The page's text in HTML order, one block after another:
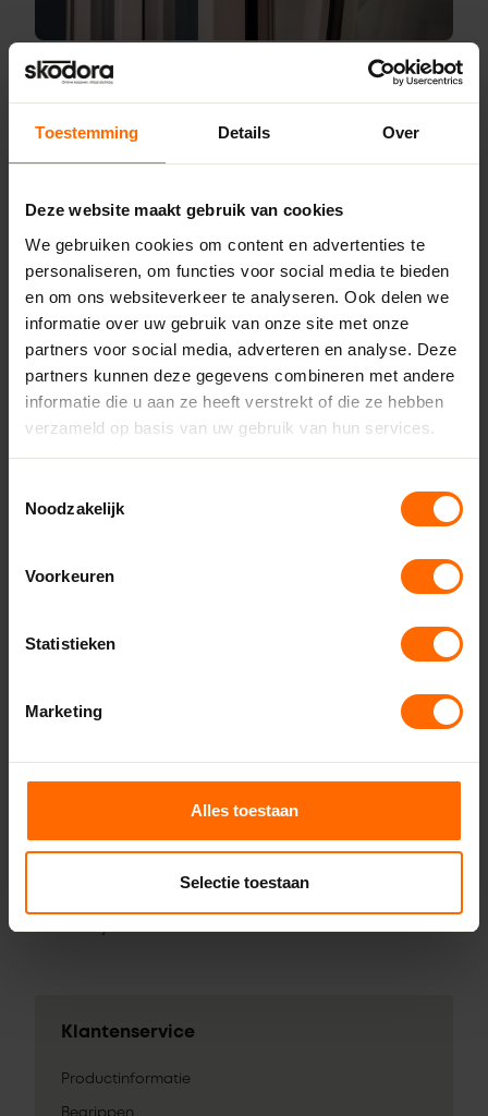
Toestemming Details Over
Deze website maakt gebruik van cookies
We gebruiken cookies om content en advertenties te
personaliseren, om functies voor social media te bieden
en om ons websiteverkeer te analyseren. Ook delen we
informatie over uw gebruik van onze site met onze
partners voor social media, adverteren en analyse. Deze
partners kunnen deze gegevens combineren met andere
informatie die u aan ze heeft verstrekt of die ze hebben
verzameld op basis van uw gebruik van hun services.
Noodzakelijk
Voorkeuren
Statistieken
Marketing
Alles toestaan
Selectie toestaan
Preventieve maatregelen om
problemen met je draaikiepraam
te voorkomen
scharnieren en andere mechanische onderdelen schoon
en zorg ervoor dat er geen vuil of stof ophoopt. Controleer
ook de afdichtingen en vervang deze indien nodig om
tocht en warmteverlies te voorkomen. Het correct
gebruiken van je draaikiepraam, zonder het te forceren,
draagt bij aan de levensduur van het raam en voorkomt
veel voorkomende problemen.
Soms is het probleem wat ingewikkelder, zoals een
vaak beter om professionele hulp in te schakelen. Een
expert kan deze problemen makkelijker en vaak beter
het raam weer perfect werkt.
Als je draaikiepraam niet goed sluit, is het belangrijk om
gevallen is het beter om een professional in te schakelen.
Zorg ervoor dat je draaikiepraam goed blijft functioneren
Klantenservice
Productinformatie
Begrippen